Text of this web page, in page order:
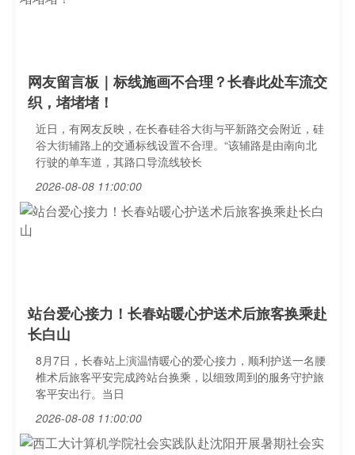
网友留言板｜标线施画不合理？长春此处车流交
织，堵堵堵！
近日，有网友反映，在长春硅谷大街与平新路交会附近，硅
谷大街辅路上的交通标线设置不合理。“该辅路是由南向北
行驶的单车道，其路口导流线较长
2026-08-08 11:00:00
站台爱心接力！长春站暖心护送术后旅客换乘赴
长白山
8月7日，长春站上演温情暖心的爱心接力，顺利护送一名腰
椎术后旅客平安完成跨站台换乘，以细致周到的服务守护旅
客平安出行。当日
2026-08-08 11:00:00